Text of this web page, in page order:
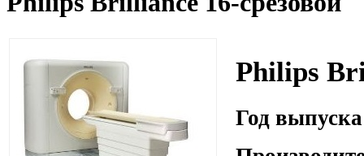
Philips
Год